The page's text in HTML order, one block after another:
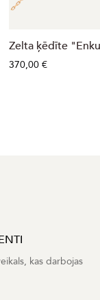
Zelta ķēdīte
370,00 €
kas darbojas